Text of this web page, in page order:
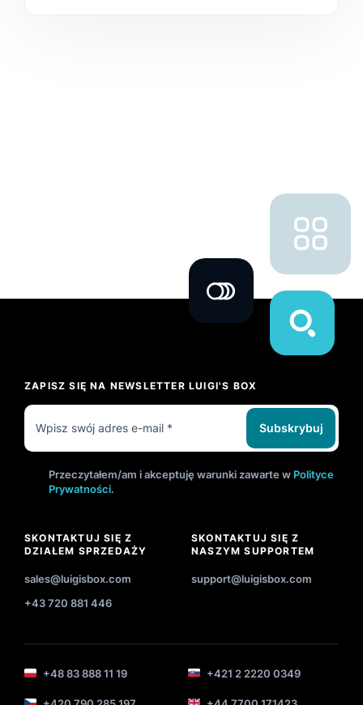
ZAPISZ SIĘ NA NEWSLETTER LUIGI'S BOX
Subskrybuj
Przeczytałem/am i akceptuję warunki zawarte w Polityce
Prywatności.
SKONTAKTUJ SIĘ Z
DZIAŁEM SPRZEDAŻY
sales@luigisbox.com
+43 720 881 446
SKONTAKTUJ SIĘ Z
NASZYM SUPPORTEM
support@luigisbox.com
+48 83 888 11 19 +421 2 2220 0349